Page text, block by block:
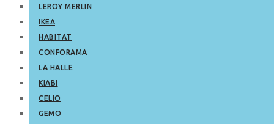
LEROY MERLIN
IKEA
HABITAT
CONFORAMA
LA HALLE
KIABI
CELIO
GEMO